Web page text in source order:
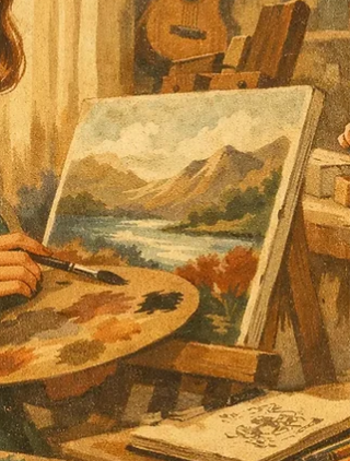
bis zum sauberen Druck auf Papier - ganz
entspannt, klar.